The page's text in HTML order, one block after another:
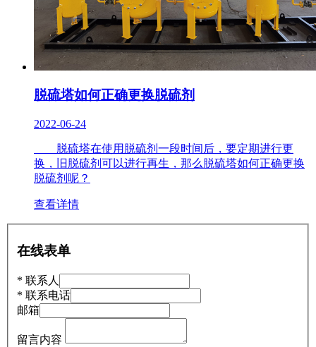
脱硫塔如何正确更换脱硫剂
2022-06-24
​ 脱硫塔在使用脱硫剂一段时间后，要定期进行更
换，旧脱硫剂可以进行再生，那么脱硫塔如何正确更换
脱硫剂呢？
查看详情
在线表单
* 联系人
* 联系电话
邮箱
留言内容